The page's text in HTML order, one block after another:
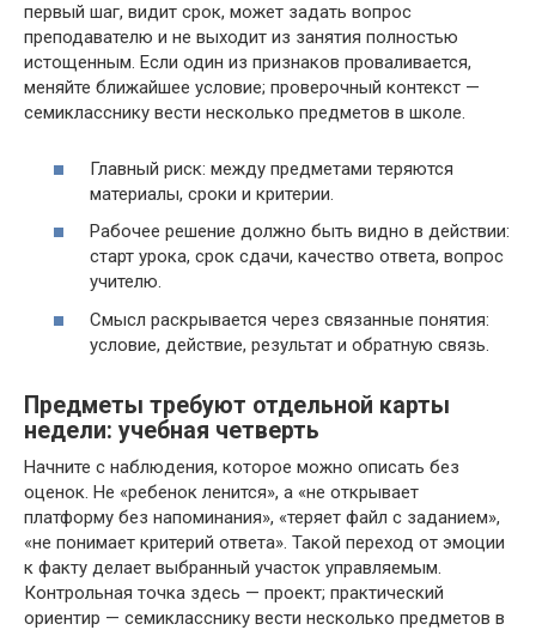
первый шаг, видит срок, может задать вопрос
преподавателю и не выходит из занятия полностью
истощенным. Если один из признаков проваливается,
меняйте ближайшее условие; проверочный контекст —
семикласснику вести несколько предметов в школе.
Главный риск: между предметами теряются
материалы, сроки и критерии.
Рабочее решение должно быть видно в действии:
старт урока, срок сдачи, качество ответа, вопрос
учителю.
Смысл раскрывается через связанные понятия:
условие, действие, результат и обратную связь.
Предметы требуют отдельной карты
недели: учебная четверть
Начните с наблюдения, которое можно описать без
оценок. Не «ребенок ленится», а «не открывает
платформу без напоминания», «теряет файл с заданием»,
«не понимает критерий ответа». Такой переход от эмоции
к факту делает выбранный участок управляемым.
Контрольная точка здесь — проект; практический
ориентир — семикласснику вести несколько предметов в